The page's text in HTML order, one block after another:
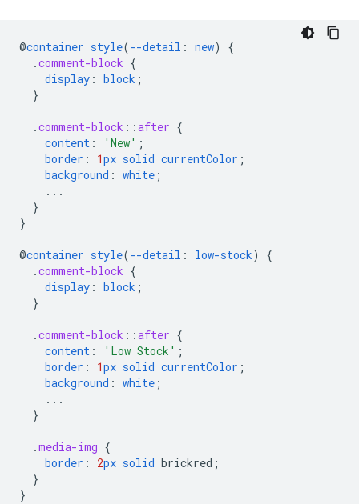
@container style(--detail : new)
{
.comment-block {
display : block ;
}
.comment-block ::after {
content : 'New' ;
border : 1px solid currentColor ;
background : white ;
...
}
}
@container style(--detail : low-stock)
{
.comment-block {
display : block ;
}
.comment-block ::after {
content : 'Low Stock' ;
border : 1px solid currentColor ;
background : white ;
...
}
.media-img {
border : 2px solid brickred ;
}
}